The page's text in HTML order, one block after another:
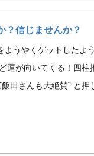
？信じませんか？
ようやくゲットしたよ
運が向いてくる！四柱
田さんも大絶賛” と押